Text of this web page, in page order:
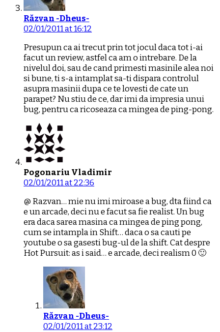
Răzvan -Dheus-
02/01/2011 at 16:12
Presupun ca ai trecut prin tot jocul daca tot i-ai
facut un review, astfel ca am o intrebare. De la
nivelul doi, sau de cand primesti masinile alea noi
si bune, ti s-a intamplat sa-ti dispara controlul
asupra masinii dupa ce te lovesti de cate un
parapet? Nu stiu de ce, dar imi da impresia unui
bug, pentru ca ricoseaza ca mingea de ping-pong.
Pogonariu Vladimir
02/01/2011 at 22:36
@ Razvan… mie nu imi miroase a bug, dta fiind ca
e un arcade, deci nu e facut sa fie realist. Un bug
era daca sarea masina ca mingea de ping pong,
cum se intampla in Shift… daca o sa cauti pe
youtube o sa gasesti bug-ul de la shift. Cat despre
Hot Pursuit: as i said… e arcade, deci realism 0 🙂
Răzvan -Dheus-
02/01/2011 at 23:12